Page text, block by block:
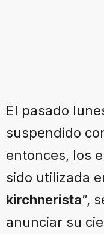
El pasado
suspendido
entonces, los
sido utilizada
kirchnerista”,
anunciar su